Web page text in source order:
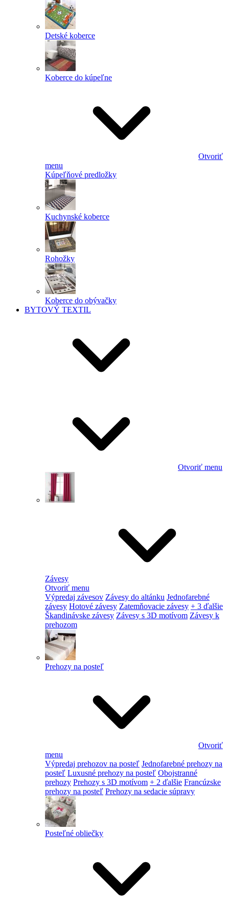
Detské koberce
Koberce do kúpeľne
Otvoriť
menu
Kúpeľňové predložky
Kuchynské koberce
Rohožky
Koberce do obývačky
BYTOVÝ TEXTIL
Otvoriť menu
Závesy
Otvoriť menu
Výpredaj závesov Závesy do altánku Jednofarebné
závesy Hotové závesy Zatemňovacie závesy + 3 ďalšie
Škandinávske závesy Závesy s 3D motívom Závesy k
prehozom
Prehozy na posteľ
Otvoriť
menu
Výpredaj prehozov na posteľ Jednofarebné prehozy na
posteľ Luxusné prehozy na posteľ Obojstranné
prehozy Prehozy s 3D motívom + 2 ďalšie Francúzske
prehozy na posteľ Prehozy na sedacie súpravy
Posteľné obliečky